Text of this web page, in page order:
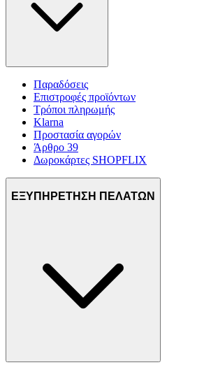
Παραδόσεις
Επιστροφές προϊόντων
Τρόποι πληρωμής
Klarna
Προστασία αγορών
Άρθρο 39
Δωροκάρτες SHOPFLIX
ΕΞΥΠΗΡΕΤΗΣΗ ΠΕΛΑΤΩΝ